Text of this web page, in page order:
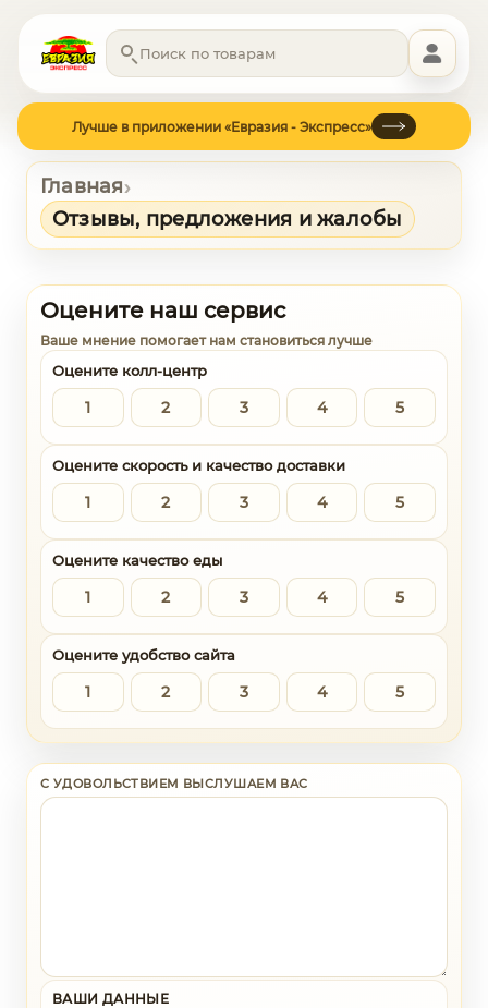
Лучше в приложении «Евразия - Экспресс»
Главная›
Отзывы, предложения и жалобы
Оцените наш сервис
Ваше мнение помогает нам становиться лучше
Оцените колл-центр
1 2 3 4 5
Оцените скорость и качество доставки
1 2 3 4 5
Оцените качество еды
1 2 3 4 5
Оцените удобство сайта
1 2 3 4 5
С УДОВОЛЬСТВИЕМ ВЫСЛУШАЕМ ВАС
ВАШИ ДАННЫЕ